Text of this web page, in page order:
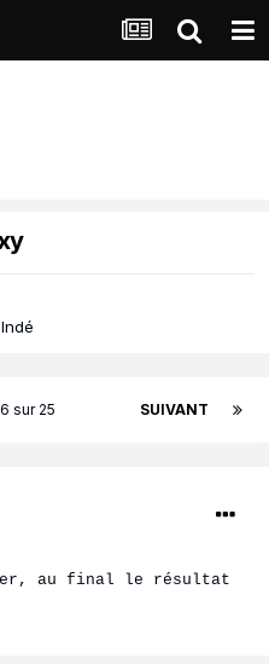
SUIVANT
sur 25
au final le résultat